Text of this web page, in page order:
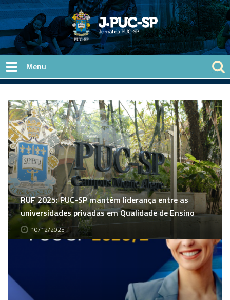
Pular para o conteúdo principal
RUF 2025: PUC-SP mantém liderança entre as
universidades privadas em Qualidade de Ensino
10/12/2025